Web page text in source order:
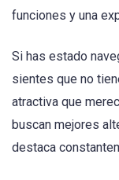
funciones y una
Si has estado
sientes que no
atractiva que
buscan mejores
destaca